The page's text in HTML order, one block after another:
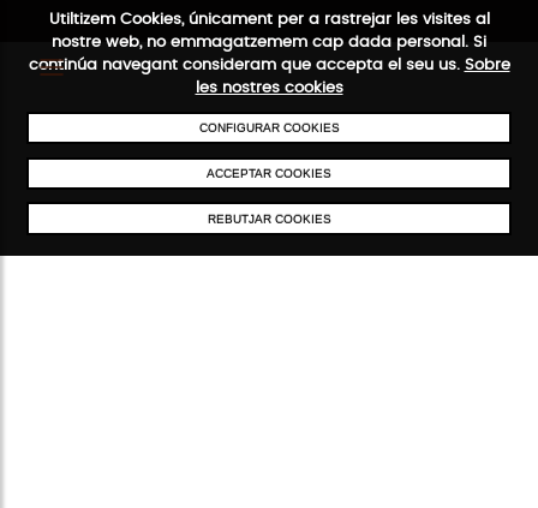
Utiltizem Cookies, únicament per a rastrejar les visites al
nostre web, no emmagatzemem cap dada personal. Si
continúa navegant consideram que accepta el seu us. Sobre
les nostres cookies
CONFIGURAR COOKIES
ACCEPTAR COOKIES
REBUTJAR COOKIES
ENVIAMENTS GRATUÏTS A PARTIR DE 50 €